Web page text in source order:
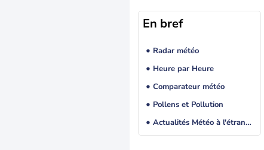
En bref
Radar météo
Heure par Heure
Comparateur météo
Pollens et Pollution
Actualités Météo à l'étranger